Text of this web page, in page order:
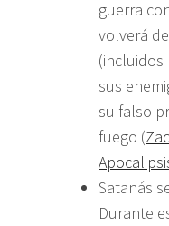
guerra
volverá
(incluidos
sus
su falso
fuego (
Satanás
Durante